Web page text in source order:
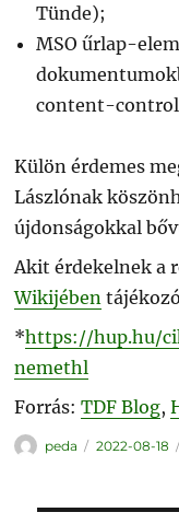
Tünde);
MSO űrlap-
content-
Külön érdemes
Lászlónak
újdonságokkal
Akit érdekelnek a
Wikijében
*https://hup.hu/
nemethl
Forrás:TDF Blog,
Szerző
peda Közzétéve
2022-08-18